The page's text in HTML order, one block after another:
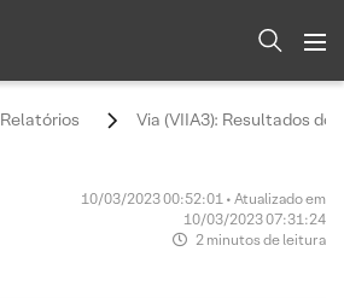
Relatórios Via (VIIA3): Resultados
10/03/2023 00:52:01 • Atualizado em
10/03/2023 07:31:24
2 minutos de leitura